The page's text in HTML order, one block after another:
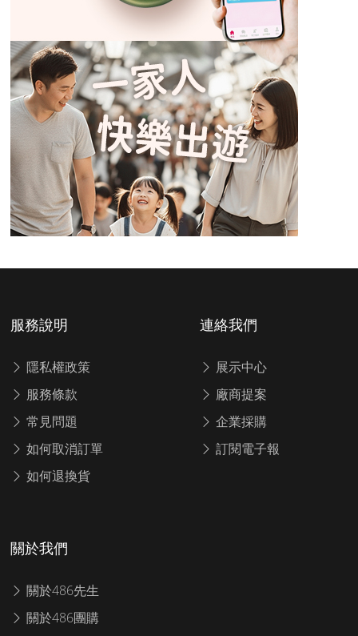
服務說明
隱私權政策
服務條款
常見問題
如何取消訂單
如何退換貨
連絡我們
展示中心
廠商提案
企業採購
訂閱電子報
關於我們
關於486先生
關於486團購